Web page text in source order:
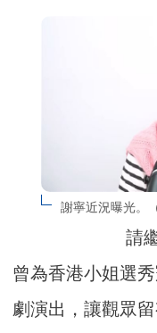
謝寧近況曝光。
請
曾為香港小姐選
劇演出，讓觀眾